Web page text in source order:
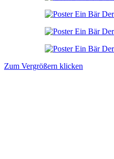
Zum Vergrößern klicken